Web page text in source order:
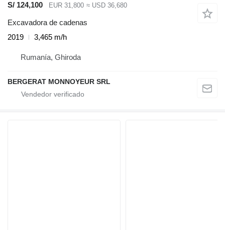
S/ 124,100
EUR 31,800 ≈ USD 36,680
Excavadora de cadenas
2019
3,465 m/h
Rumanía, Ghiroda
BERGERAT MONNOYEUR SRL